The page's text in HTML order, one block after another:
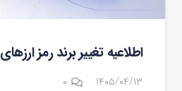
اطلاعیه تغییر برند رمز ارزهای WEN و CAT
۱۴۰۵/۰۴/۱۳ ۰